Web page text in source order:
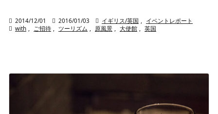
 2014/12/01  2016/01/03  イギリス/英国 , イベントレポート
 with , ご招待 , ツーリズム , 原風景 , 大使館 , 英国